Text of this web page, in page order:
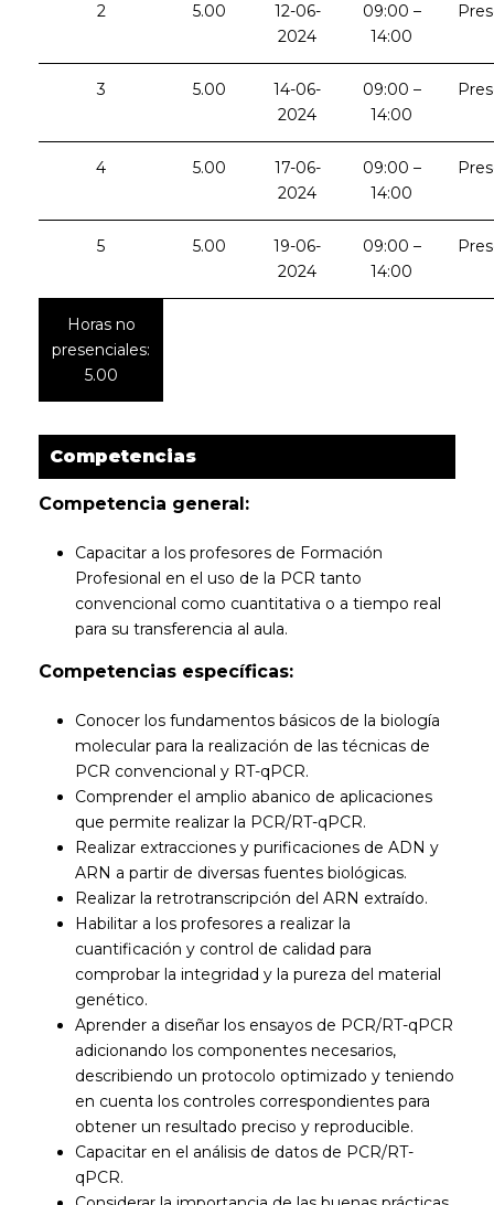
2 5.00
12-06-
2024
09:00 –
14:00
3 5.00
14-06-
2024
09:00 –
14:00
4 5.00
17-06-
2024
09:00 –
14:00
5 5.00
19-06-
2024
09:00 –
14:00
Horas no
presenciales:
5.00
Competencias
Competencia general:
Capacitar a los profesores de Formación
Profesional en el uso de la PCR tanto
convencional como cuantitativa o a tiempo real
para su transferencia al aula.
Competencias específicas:
Conocer los fundamentos básicos de la biología
molecular para la realización de las técnicas de
PCR convencional y RT-qPCR.
Comprender el amplio abanico de aplicaciones
que permite realizar la PCR/RT-qPCR.
Realizar extracciones y purificaciones de ADN y
ARN a partir de diversas fuentes biológicas.
Realizar la retrotranscripción del ARN extraído.
Habilitar a los profesores a realizar la
cuantificación y control de calidad para
comprobar la integridad y la pureza del material
genético.
Aprender a diseñar los ensayos de PCR/RT-qPCR
adicionando los componentes necesarios,
describiendo un protocolo optimizado y teniendo
en cuenta los controles correspondientes para
obtener un resultado preciso y reproducible.
Capacitar en el análisis de datos de PCR/RT-
qPCR.